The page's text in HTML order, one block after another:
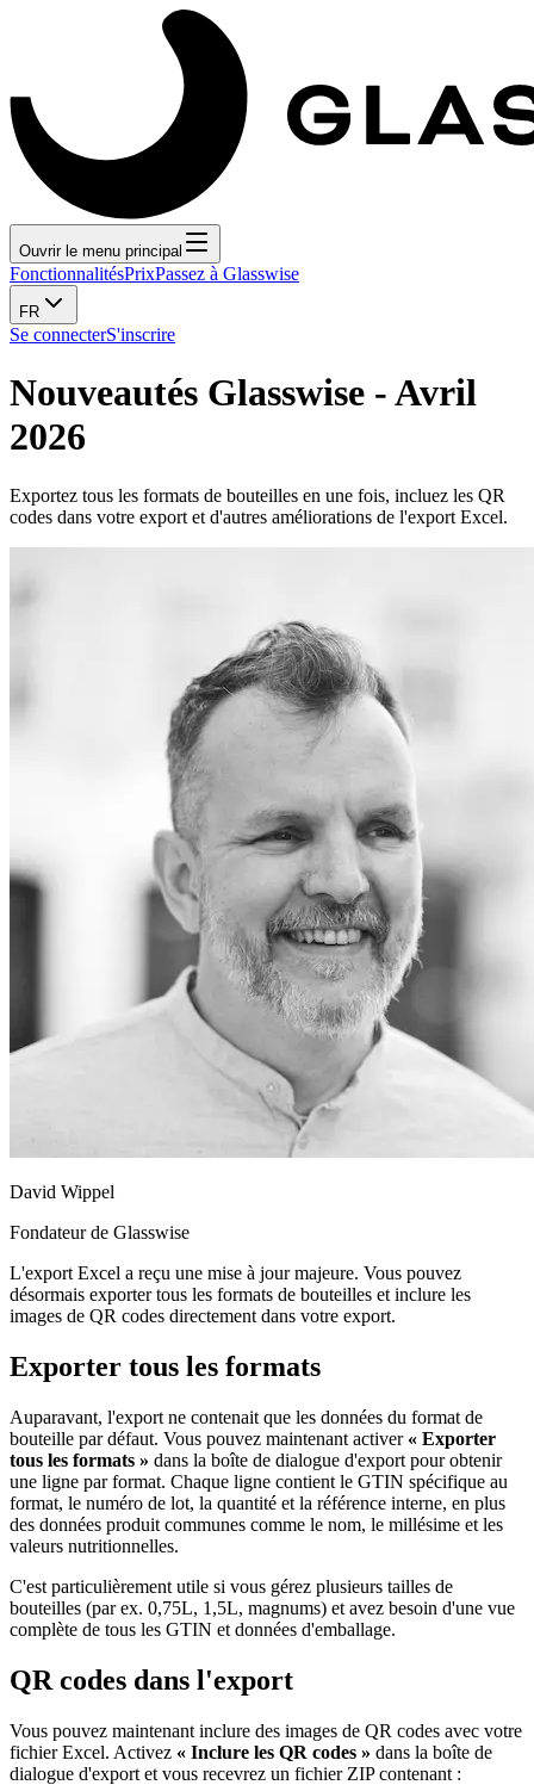
Ouvrir le menu principal
FonctionnalitésPrixPassez à Glasswise
FR
Se connecterS'inscrire
Nouveautés Glasswise - Avril
2026
Exportez tous les formats de bouteilles en une fois, incluez les QR
codes dans votre export et d'autres améliorations de l'export Excel.
David Wippel
Fondateur de Glasswise
L'export Excel a reçu une mise à jour majeure. Vous pouvez
désormais exporter tous les formats de bouteilles et inclure les
images de QR codes directement dans votre export.
Exporter tous les formats
Auparavant, l'export ne contenait que les données du format de
bouteille par défaut. Vous pouvez maintenant activer « Exporter
tous les formats » dans la boîte de dialogue d'export pour obtenir
une ligne par format. Chaque ligne contient le GTIN spécifique au
format, le numéro de lot, la quantité et la référence interne, en plus
des données produit communes comme le nom, le millésime et les
valeurs nutritionnelles.
C'est particulièrement utile si vous gérez plusieurs tailles de
bouteilles (par ex. 0,75L, 1,5L, magnums) et avez besoin d'une vue
complète de tous les GTIN et données d'emballage.
QR codes dans l'export
Vous pouvez maintenant inclure des images de QR codes avec votre
fichier Excel. Activez « Inclure les QR codes » dans la boîte de
dialogue d'export et vous recevrez un fichier ZIP contenant :